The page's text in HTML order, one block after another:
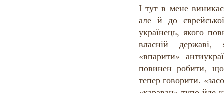
І тут в мене
але й до
українець, якого
власній державі,
«впарити»
повинен робити,
тепер говорити.